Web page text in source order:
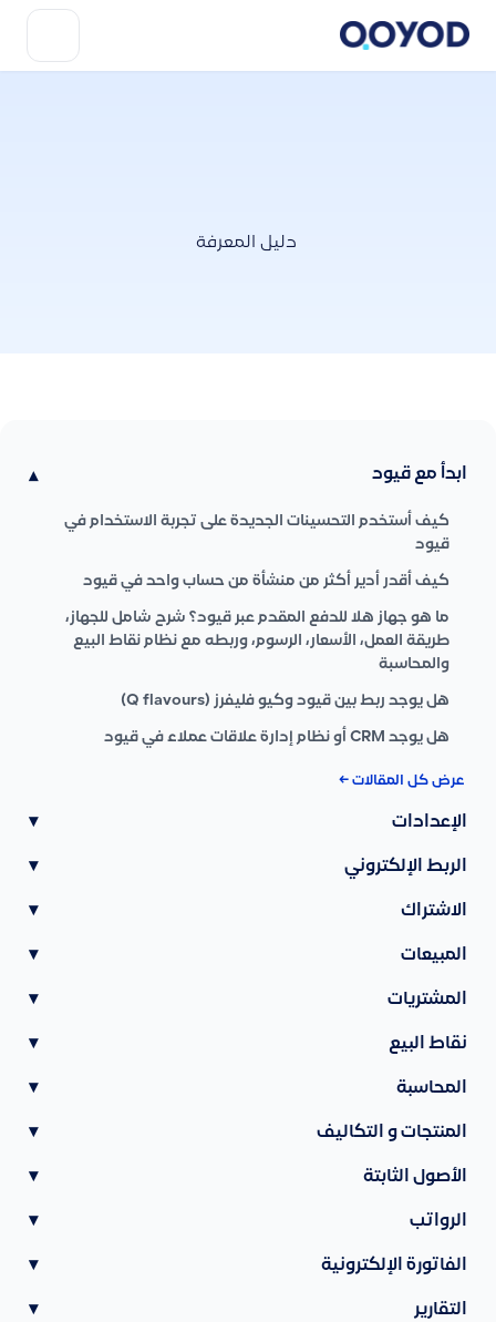
دليل المعرفة
ابدأ مع قيود ▾
كيف أستخدم التحسينات الجديدة على تجربة الاستخدام في
قيود
كيف أقدر أدير أكثر من منشأة من حساب واحد في قيود
ما هو جهاز هلا للدفع المقدم عبر قيود؟ شرح شامل للجهاز،
طريقة العمل، الأسعار، الرسوم، وربطه مع نظام نقاط البيع
والمحاسبة
هل يوجد ربط بين قيود وكيو فليفرز (Q flavours)
هل يوجد CRM أو نظام إدارة علاقات عملاء في قيود
عرض كل المقالات ←
الإعدادات ▾
الربط الإلكتروني ▾
الاشتراك ▾
المبيعات ▾
المشتريات ▾
نقاط البيع ▾
المحاسبة ▾
المنتجات و التكاليف ▾
الأصول الثابتة ▾
الرواتب ▾
الفاتورة الإلكترونية ▾
التقارير ▾